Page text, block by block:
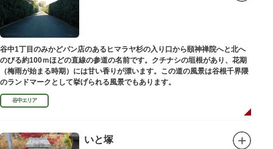
谷中1丁目のみかどパン店のあるヒマラヤ杉の入り口から頤神禅院へと北へ
のびる約100ｍほどの直線の参道の名前です。クチナシの垣根があり、花期
（梅雨が始まる時期）には甘い香りが漂います。この道の風景は谷根千界隈
のランドマークとして挙げられる風景でもあります。
谷中エリア
いと塚